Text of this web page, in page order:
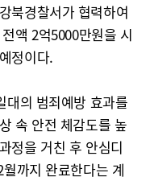
북경찰서가 협력하여
액 2억5000만원을 시
정이다.
대의 범죄예방 효과를
속 안전 체감도를 높
정을 거친 후 안심디
까지 완료한다는 계